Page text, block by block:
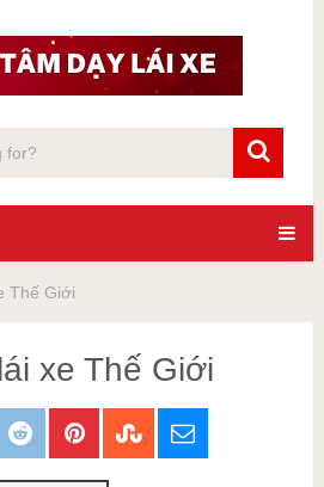
Thế Giới
xe Thế Giới